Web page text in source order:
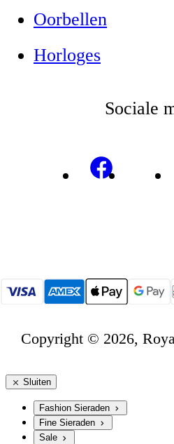
Oorbellen
Horloges
Sociale
Copyright © 2026,
Sluiten
Fashion Sieraden
Fine Sieraden
Sale